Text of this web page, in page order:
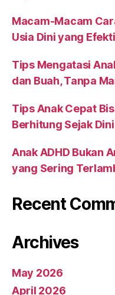
Macam-Macam
Usia Dini yang
Tips Mengatasi
dan Buah, Tanpa
Tips Anak Cepat
Berhitung Sejak Dini
Anak ADHD Bukan
yang Sering
Recent
Archives
May 2026
April 2026